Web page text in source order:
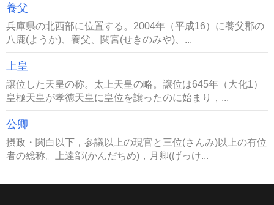
養父
兵庫県の北西部に位置する。2004年（平成16）に養父郡の
八鹿(ようか)、養父、関宮(せきのみや)、...
上皇
譲位した天皇の称。太上天皇の略。譲位は645年（大化1）
皇極天皇が孝徳天皇に皇位を譲ったのに始まり，...
公卿
摂政・関白以下，参議以上の現官と三位(さんみ)以上の有位
者の総称。上達部(かんだちめ)，月卿(げっけ...